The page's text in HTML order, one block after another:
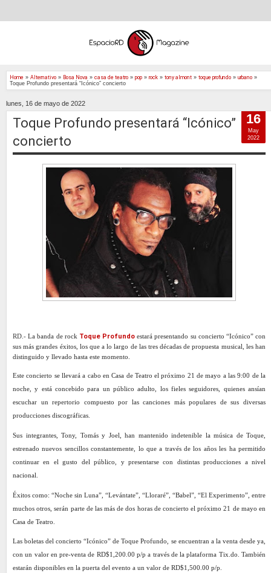
Home » Alternativo » Bosa Nova » casa de teatro » pop » rock » tony almont » toque profundo » urbano »
Toque Profundo presentará “Icónico” concierto
lunes, 16 de mayo de 2022
Toque Profundo presentará “Icónico”
concierto
RD.-La banda de rock Toque Profundo estará presentando su concierto “Icónico” con
sus más grandes éxitos, los que a lo largo de las tres décadas de propuesta musical, les han
distinguido y llevado hasta este momento.
Este concierto se llevará a cabo en Casa de Teatro el próximo 21 de mayo a las 9:00 de la
noche, y está concebido para un público adulto, los fieles seguidores, quienes ansían
escuchar un repertorio compuesto por las canciones más populares de sus diversas
producciones discográficas.
Sus integrantes, Tony, Tomás y Joel, han mantenido indetenible la música de Toque,
estrenado nuevos sencillos constantemente, lo que a través de los años les ha permitido
continuar en el gusto del público, y presentarse con distintas producciones a nivel
nacional.
Éxitos como: “Noche sin Luna”, “Levántate”, “Lloraré”, “Babel”, “El Experimento”, entre
muchos otros, serán parte de las más de dos horas de concierto el próximo 21 de mayo en
Casa de Teatro.
Las boletas del concierto “Icónico” de Toque Profundo, se encuentran a la venta desde ya,
con un valor en pre-venta de RD$1,200.00 p/p a través de la plataforma Tix.do. También
estarán disponibles en la puerta del evento a un valor de RD$1,500.00 p/p.
16
May
2022